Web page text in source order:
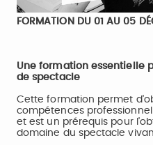
FORMATION DU 01 AU 05
Une formation essentielle
de spectacle
Cette formation permet
compétences
et est un prérequis pour
domaine du spectacle